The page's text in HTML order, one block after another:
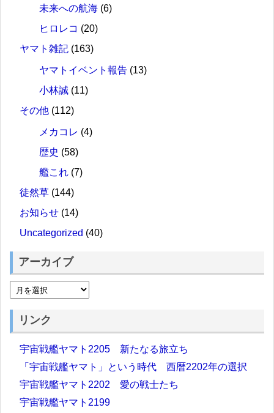
未来への航海 (6)
ヒロレコ (20)
ヤマト雑記 (163)
ヤマトイベント報告 (13)
小林誠 (11)
その他 (112)
メカコレ (4)
歴史 (58)
艦これ (7)
徒然草 (144)
お知らせ (14)
Uncategorized (40)
アーカイブ
リンク
宇宙戦艦ヤマト2205 新たなる旅立ち
「宇宙戦艦ヤマト」という時代 西暦2202年の選択
宇宙戦艦ヤマト2202 愛の戦士たち
宇宙戦艦ヤマト2199